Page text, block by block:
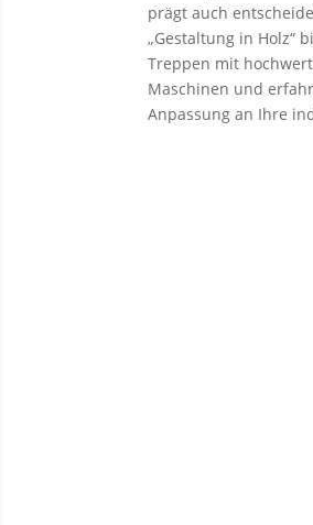
prägt auch
„Gestaltung in Holz“
Treppen mit
Maschinen und
Anpassung an Ihre